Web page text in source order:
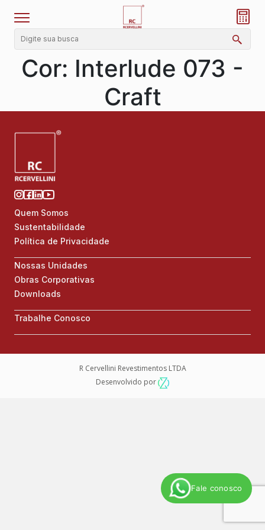
Fale conosco
Cor: Interlude 073 -
Craft
Quem Somos
Sustentabilidade
Política de Privacidade
Nossas Unidades
Obras Corporativas
Downloads
Trabalhe Conosco
R Cervellini Revestimentos LTDA
Desenvolvido por